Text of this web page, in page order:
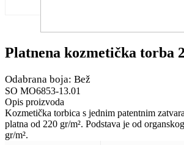
Platnena kozmetička torba
Odabrana boja: Bež
SO MO6853-13.01
Opis proizvoda
Kozmetička torbica s jednim patentnim
platna od 220 gr/m². Podstava je od
gr/m².